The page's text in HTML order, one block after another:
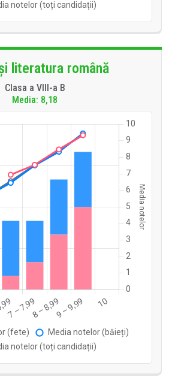
literatura română
Clasa a VIII-a B
Media: 8,18